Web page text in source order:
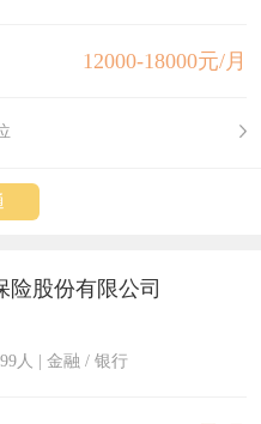
12000-18000元/月
险股份有限公司
人 | 金融 / 银行